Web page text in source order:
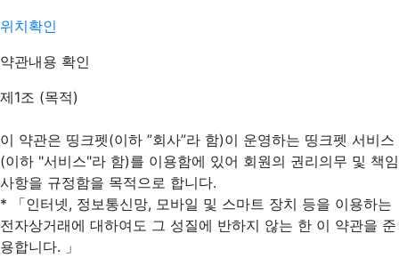
위치확인
약관내용 확인
제1조 (목적)
이 약관은 띵크펫(이하 ”회사”라 함)이 운영하는 띵크펫 서비스
(이하 "서비스"라 함)를 이용함에 있어 회원의 권리의무 및 책임
사항을 규정함을 목적으로 합니다.
* 「인터넷, 정보통신망, 모바일 및 스마트 장치 등을 이용하는
전자상거래에 대하여도 그 성질에 반하지 않는 한 이 약관을 준
용합니다. 」